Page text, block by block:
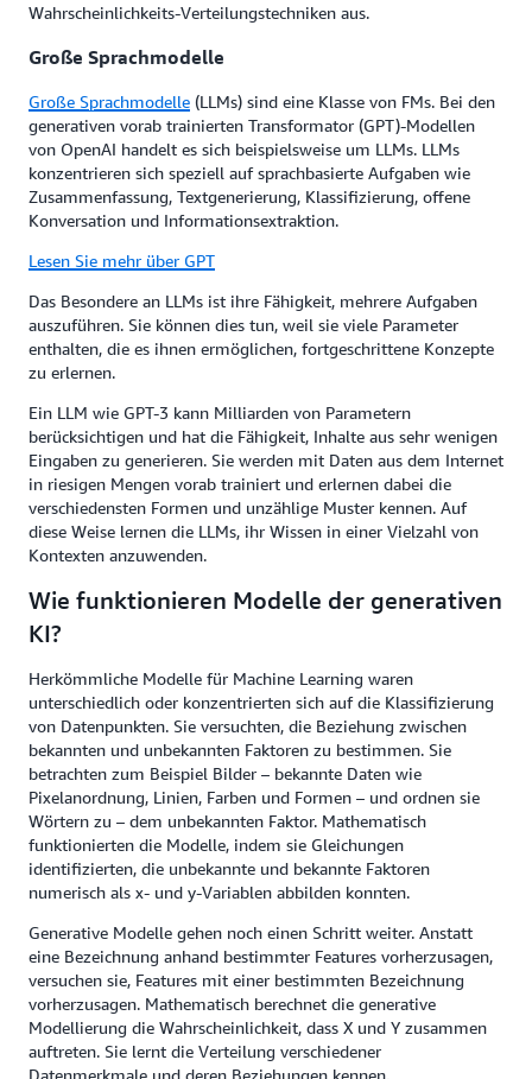
Wahrscheinlichkeits-Verteilungstechniken aus.
Große Sprachmodelle
Große Sprachmodelle (LLMs) sind eine Klasse von FMs. Bei den
generativen vorab trainierten Transformator (GPT)-Modellen
von OpenAI handelt es sich beispielsweise um LLMs. LLMs
konzentrieren sich speziell auf sprachbasierte Aufgaben wie
Zusammenfassung, Textgenerierung, Klassifizierung, offene
Konversation und Informationsextraktion.
Lesen Sie mehr über GPT
Das Besondere an LLMs ist ihre Fähigkeit, mehrere Aufgaben
auszuführen. Sie können dies tun, weil sie viele Parameter
enthalten, die es ihnen ermöglichen, fortgeschrittene Konzepte
zu erlernen.
Ein LLM wie GPT-3 kann Milliarden von Parametern
berücksichtigen und hat die Fähigkeit, Inhalte aus sehr wenigen
Eingaben zu generieren. Sie werden mit Daten aus dem Internet
in riesigen Mengen vorab trainiert und erlernen dabei die
verschiedensten Formen und unzählige Muster kennen. Auf
diese Weise lernen die LLMs, ihr Wissen in einer Vielzahl von
Kontexten anzuwenden.
Wie funktionieren Modelle der generativen
KI?
Herkömmliche Modelle für Machine Learning waren
unterschiedlich oder konzentrierten sich auf die Klassifizierung
von Datenpunkten. Sie versuchten, die Beziehung zwischen
bekannten und unbekannten Faktoren zu bestimmen. Sie
betrachten zum Beispiel Bilder – bekannte Daten wie
Pixelanordnung, Linien, Farben und Formen – und ordnen sie
Wörtern zu – dem unbekannten Faktor. Mathematisch
funktionierten die Modelle, indem sie Gleichungen
identifizierten, die unbekannte und bekannte Faktoren
numerisch als x- und y-Variablen abbilden konnten.
Generative Modelle gehen noch einen Schritt weiter. Anstatt
eine Bezeichnung anhand bestimmter Features vorherzusagen,
versuchen sie, Features mit einer bestimmten Bezeichnung
vorherzusagen. Mathematisch berechnet die generative
Modellierung die Wahrscheinlichkeit, dass X und Y zusammen
auftreten. Sie lernt die Verteilung verschiedener